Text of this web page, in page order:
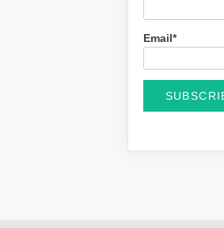
Email*